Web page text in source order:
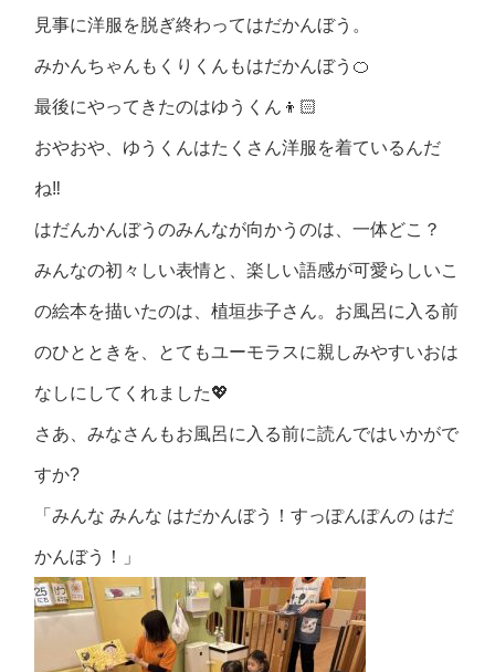
見事に洋服を脱ぎ終わってはだかんぼう。
みかんちゃんもくりくんもはだかんぼう🍊
最後にやってきたのはゆうくん👦🏻
おやおや、ゆうくんはたくさん洋服を着ているんだ
ね‼︎
はだんかんぼうのみんなが向かうのは、一体どこ？
みんなの初々しい表情と、楽しい語感が可愛らしいこ
の絵本を描いたのは、植垣歩子さん。お風呂に入る前
のひとときを、とてもユーモラスに親しみやすいおは
なしにしてくれました💖
さあ、みなさんもお風呂に入る前に読んではいかがで
すか?
「みんな みんな はだかんぼう！すっぽんぽんの はだ
かんぼう！」